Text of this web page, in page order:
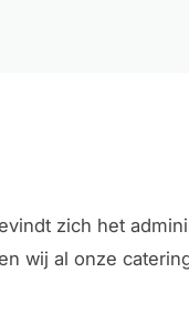
zich het
wij al onze